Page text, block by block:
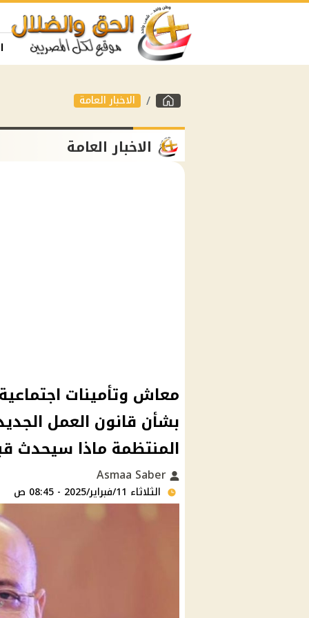
الاخبار العامة
الاخبار العامة
معاش وتأمينات
بشأن قانون العمل
المنتظمة ماذا سيحدث
الثلاثاء 11/فبراير/2025 - 08:45 ص